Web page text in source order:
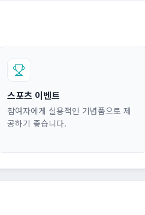
스포츠 이벤트
참여자에게 실용적인 기념품으로 제
공하기 좋습니다.